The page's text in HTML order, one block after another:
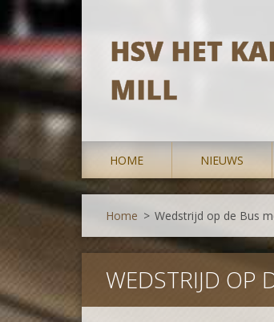
HSV HET
MILL
HOME NIEUWS
Home > Wedstrijd op de Bus
WEDSTRIJD OP